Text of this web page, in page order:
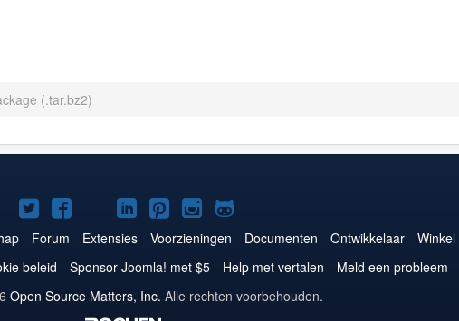
(.tar.bz2)
Joomla!
op
Twitter
Joomla!
op
Facebook
Joomla!
op
YouTube
Joomla!
op
LinkedIn
Joomla!
op
Pinterest
Joomla!
op
Instagram
Joomla!
op
GitHub
Forum Extensies Voorzieningen Documenten Ontwikkelaar
Winkel
beleid Sponsor Joomla! met $5 Help met vertalen Meld een probleem
Open Source Matters, Inc. Alle rechten voorbehouden.